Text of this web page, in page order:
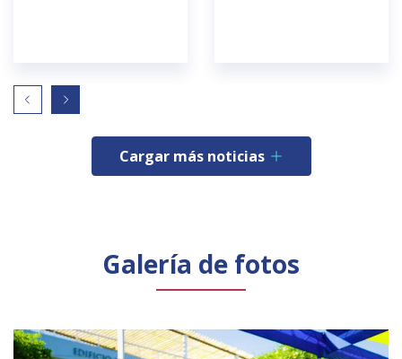
Cargar más noticias
Galería de fotos